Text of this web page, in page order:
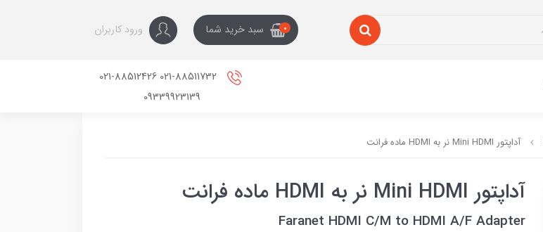
0 سبد خرید شما ورود کاربران
021-88511732 021-88512426
09339923139
آداپتور Mini HDMI نر به HDMI ماده فرانت
آداپتور Mini HDMI نر به HDMI ماده فرانت
Faranet HDMI C/M to HDMI A/F Adapter